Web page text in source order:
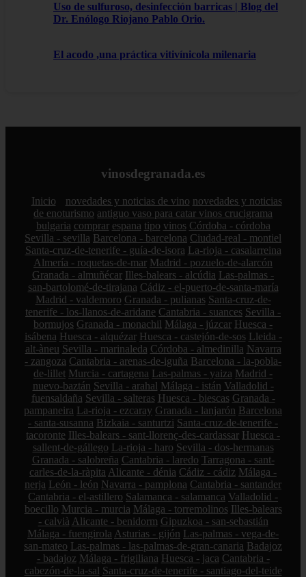
Uso de sulfuroso, desinfección barricas | Blog del
Dr. Enólogo Riojano Pablo Orio.
El acodo ,una práctica vitivínicola milenaria
vinosdegranada.es
Inicio novedades y noticias de vino novedades y noticias
de enoturismo antiguo vaso para catar vinos crucigrama
bulgaria comprar espana tipo vinos Córdoba - córdoba
Sevilla - sevilla Barcelona - barcelona Ciudad-real - montiel
Santa-cruz-de-tenerife - guía-de-isora La-rioja - casalarreina
Almería - roquetas-de-mar Madrid - pozuelo-de-alarcón
Granada - almuñécar Illes-balears - alcúdia Las-palmas -
san-bartolomé-de-tirajana Cádiz - el-puerto-de-santa-maría
Madrid - valdemoro Granada - pulianas Santa-cruz-de-
tenerife - los-llanos-de-aridane Cantabria - suances Sevilla -
bormujos Granada - monachil Málaga - júzcar Huesca -
isábena Huesca - alquézar Huesca - castejón-de-sos Lleida -
alt-àneu Sevilla - marinaleda Córdoba - almedinilla Navarra
- zangoza Cantabria - arenas-de-iguña Barcelona - la-pobla-
de-lillet Murcia - cartagena Las-palmas - yaiza Madrid -
nuevo-baztán Sevilla - arahal Málaga - istán Valladolid -
fuensaldaña Sevilla - salteras Huesca - biescas Granada -
pampaneira La-rioja - ezcaray Granada - lanjarón Barcelona
- santa-susanna Bizkaia - santurtzi Santa-cruz-de-tenerife -
tacoronte Illes-balears - sant-llorenç-des-cardassar Huesca -
sallent-de-gállego La-rioja - haro Sevilla - dos-hermanas
Granada - salobreña Cantabria - laredo Tarragona - sant-
carles-de-la-ràpita Alicante - dénia Cádiz - cádiz Málaga -
nerja León - león Navarra - pamplona Cantabria - santander
Cantabria - el-astillero Salamanca - salamanca Valladolid -
boecillo Murcia - murcia Málaga - torremolinos Illes-balears
- calvià Alicante - benidorm Gipuzkoa - san-sebastián
Málaga - fuengirola Asturias - gijón Las-palmas - vega-de-
san-mateo Las-palmas - las-palmas-de-gran-canaria Badajoz
- badajoz Málaga - frigiliana Huesca - jaca Cantabria -
cabezón-de-la-sal Santa-cruz-de-tenerife - santiago-del-teide